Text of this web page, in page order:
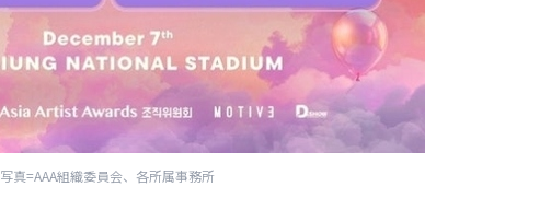
写真=AAA組織委員会、各所属事務所